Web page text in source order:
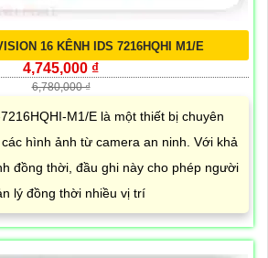
16 KÊNH IDS 7216HQHI M1/E
4,745,000 ₫
6,780,000 ₫
M1/E là một thiết bị chuyên
hình ảnh từ camera an ninh. Với khả
đồng thời, đầu ghi này cho phép người
lý đồng thời nhiều vị trí